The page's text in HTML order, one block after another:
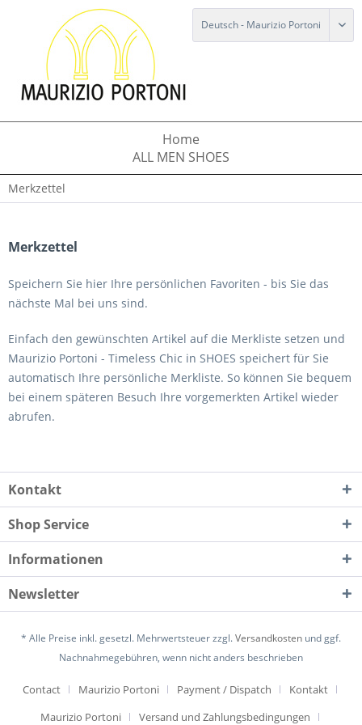
Home
ALL MEN SHOES
Merkzettel
Merkzettel
Speichern Sie hier Ihre persönlichen Favoriten - bis Sie das
nächste Mal bei uns sind.
Einfach den gewünschten Artikel auf die Merkliste setzen und
Maurizio Portoni - Timeless Chic in SHOES speichert für Sie
automatisch Ihre persönliche Merkliste. So können Sie bequem
bei einem späteren Besuch Ihre vorgemerkten Artikel wieder
abrufen.
Kontakt
Shop Service
Informationen
Newsletter
* Alle Preise inkl. gesetzl. Mehrwertsteuer zzgl.Versandkosten und ggf.
Nachnahmegebühren, wenn nicht anders beschrieben
Contact Maurizio Portoni Payment / Dispatch
Kontakt
Maurizio Portoni
Versand und Zahlungsbedingungen